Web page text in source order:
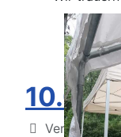
Details